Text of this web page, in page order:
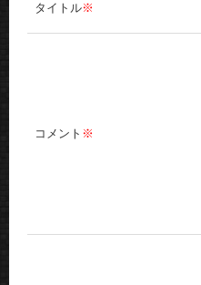
タイトル※
コメント ※